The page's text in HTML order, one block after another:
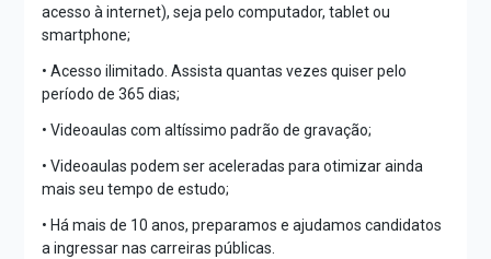
acesso à internet), seja pelo computador, tablet ou
smartphone;
• Acesso ilimitado. Assista quantas vezes quiser pelo
período de 365 dias;
• Videoaulas com altíssimo padrão de gravação;
• Videoaulas podem ser aceleradas para otimizar ainda
mais seu tempo de estudo;
• Há mais de 10 anos, preparamos e ajudamos candidatos
a ingressar nas carreiras públicas.